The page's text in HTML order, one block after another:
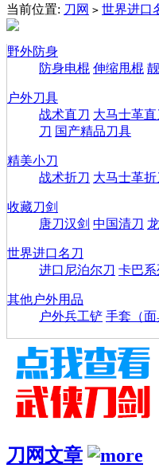
当前位置: 刀网 > 世界进口
野外防身
防身电棍 伸缩甩棍
户外刀具
战术直刀 大马士革直
刀 国产精品刀具
精美小刀
战术折刀 大马士革折
收藏刀剑
唐刀汉剑 中国清刀
世界进口名刀
进口尼泊尔刀 卡巴系
其他户外用品
户外兵工铲 手套（面
刀网文章